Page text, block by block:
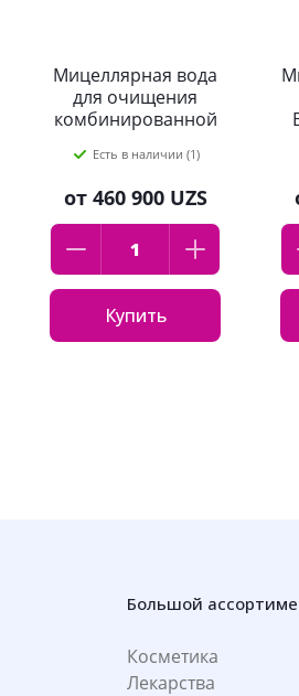
Мицеллярная вода
для очищения
комбинированной
Bioderma, 500 мл
Есть в наличии (1)
от 460 900 UZS
Купить
Большой
Косметика
Лекарства